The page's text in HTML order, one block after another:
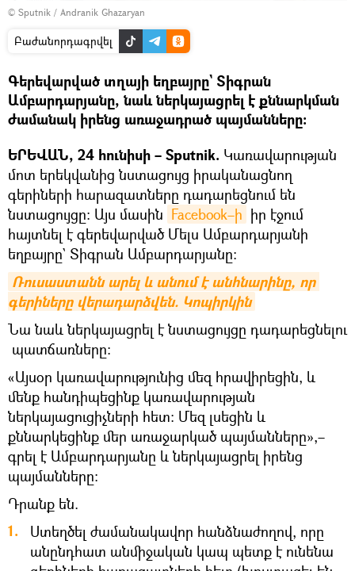
© Sputnik / Andranik Ghazaryan
Բաժանորդագրվել
Գերեվարված տղայի եղբայրը` Տիգրան
Ամբարդարյանը, նաև ներկայացրել է քննարկման
ժամանակ իրենց առաջադրած պայմանները։
ԵՐԵՎԱՆ, 24 հունիսի – Sputnik. Կառավարության
մոտ երեկվանից նստացույց իրականացնող
գերիների հարազատները դադարեցնում են
նստացույցը։ Այս մասին Facebook–ի իր էջում
հայտնել է գերեվարված Մելս Ամբարդարյանի
եղբայրը` Տիգրան Ամբարդարյանը։
Ռուսաստանն արել և անում է անհնարինը, որ
գերիները վերադարձվեն. Կոպիրկին
Նա նաև ներկայացրել է նստացույցը դադարեցնելու
պատճառները։
«Այսօր կառավարությունից մեզ հրավիրեցին, և
մենք հանդիպեցինք կառավարության
ներկայացուցիչների հետ։ Մեզ լսեցին և
քննարկեցինք մեր առաջարկած պայմանները»,–
գրել է Ամբարդարյանը և ներկայացրել իրենց
պայմանները։
Դրանք են.
Ստեղծել ժամանակավոր հանձնաժողով, որը
անընդհատ անմիջական կապ պետք է ունենա